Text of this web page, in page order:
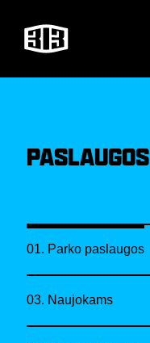
PASLAUGOS
01. Parko paslaugos
03. Naujokams